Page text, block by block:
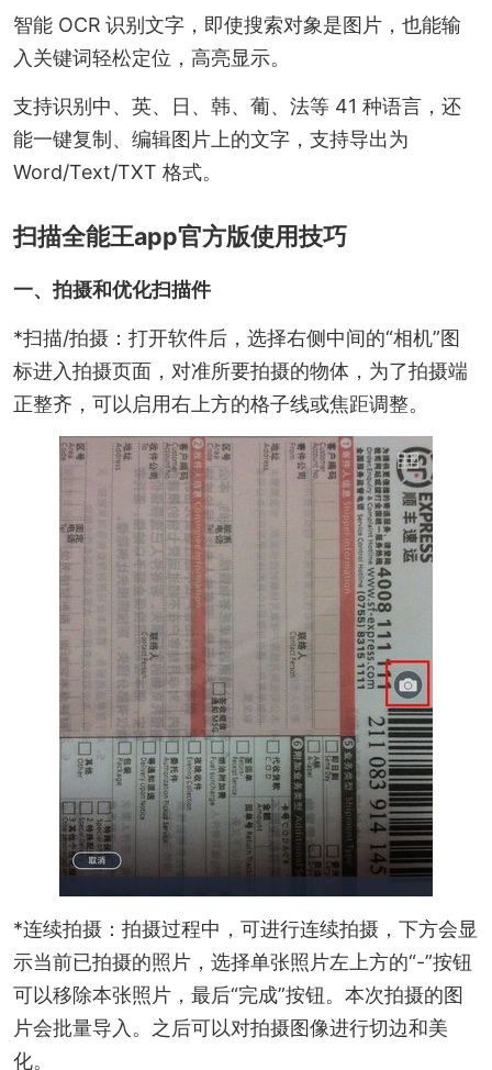
智能 OCR 识别文字，即使搜索对象是图片，也能输
入关键词轻松定位，高亮显示。
支持识别中、英、日、韩、葡、法等 41 种语言，还
能一键复制、编辑图片上的文字，支持导出为
Word/Text/TXT 格式。
扫描全能王app官方版使用技巧
一、拍摄和优化扫描件
*扫描/拍摄：打开软件后，选择右侧中间的“相机”图
标进入拍摄页面，对准所要拍摄的物体，为了拍摄端
正整齐，可以启用右上方的格子线或焦距调整。
*连续拍摄：拍摄过程中，可进行连续拍摄，下方会显
示当前已拍摄的照片，选择单张照片左上方的“-”按钮
可以移除本张照片，最后“完成”按钮。本次拍摄的图
片会批量导入。之后可以对拍摄图像进行切边和美
化。